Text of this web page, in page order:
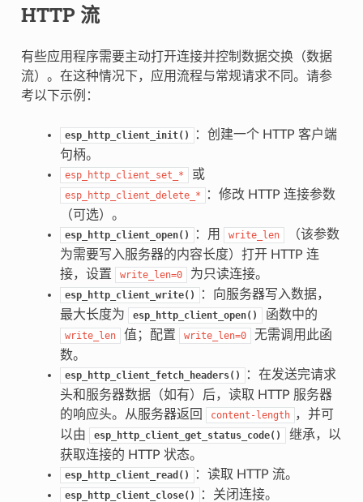
HTTP 流
有些应用程序需要主动打开连接并控制数据交换（数据
流）。在这种情况下，应用流程与常规请求不同。请参
考以下示例：
esp_http_client_init()
：创建一个 HTTP 客户端
句柄。
esp_http_client_set_* 或
esp_http_client_delete_*
：修改 HTTP 连接参数
（可选）。
esp_http_client_open() ：用 write_len
（该参数
为需要写入服务器的内容长度）打开 HTTP 连
接，设置
write_len=0 为只读连接。
esp_http_client_write()
：向服务器写入数据，
最大长度为
esp_http_client_open() 函数中的
write_len 值；配置 write_len=0
无需调用此函
数。
esp_http_client_fetch_headers()
：在发送完请求
头和服务器数据（如有）后，读取 HTTP 服务器
的响应头。从服务器返回
content-length ，并可
以由
esp_http_client_get_status_code()
继承，以
获取连接的 HTTP 状态。
esp_http_client_read() ：读取 HTTP 流。
esp_http_client_close() ：关闭连接。